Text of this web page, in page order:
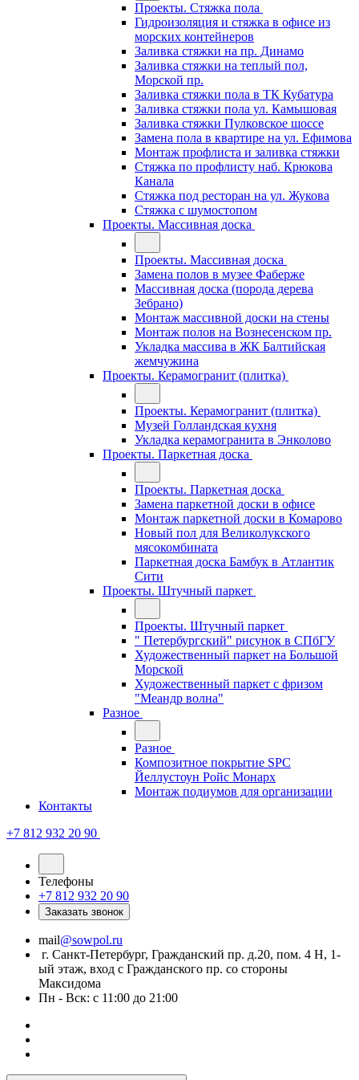
Проекты. Стяжка пола
Гидроизоляция и стяжка в офисе из
морских контейнеров
Заливка стяжки на пр. Динамо
Заливка стяжки на теплый пол,
Морской пр.
Заливка стяжки пола в ТК Кубатура
Заливка стяжки пола ул. Камышовая
Заливка стяжки Пулковское шоссе
Замена пола в квартире на ул. Ефимова
Монтаж профлиста и заливка стяжки
Стяжка по профлисту наб. Крюкова
Канала
Стяжка под ресторан на ул. Жукова
Стяжка с шумостопом
Проекты. Массивная доска
Проекты. Массивная доска
Замена полов в музее Фаберже
Массивная доска (порода дерева
Зебрано)
Монтаж массивной доски на стены
Монтаж полов на Вознесенском пр.
Укладка массива в ЖК Балтийская
жемчужина
Проекты. Керамогранит (плитка)
Проекты. Керамогранит (плитка)
Музей Голландская кухня
Укладка керамогранита в Энколово
Проекты. Паркетная доска
Проекты. Паркетная доска
Замена паркетной доски в офисе
Монтаж паркетной доски в Комарово
Новый пол для Великолукского
мясокомбината
Паркетная доска Бамбук в Атлантик
Сити
Проекты. Штучный паркет
Проекты. Штучный паркет
" Петербургский" рисунок в СПбГУ
Художественный паркет на Большой
Морской
Художественный паркет с фризом
"Меандр волна"
Разное
Разное
Композитное покрытие SPC
Йеллустоун Ройс Монарх
Монтаж подиумов для организации
Контакты
+7 812 932 20 90
Телефоны
+7 812 932 20 90
Заказать звонок
mail@sowpol.ru
г. Санкт-Петербург, Гражданский пр. д.20, пом. 4 Н, 1-
ый этаж, вход с Гражданского пр. со стороны
Максидома
Пн - Вск: с 11:00 до 21:00